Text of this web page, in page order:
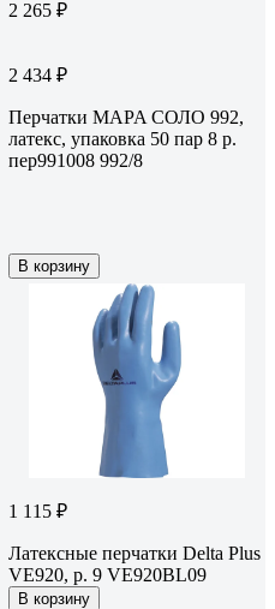
2 265 ₽
2 434 ₽
Перчатки MAPA СОЛО 992,
латекс, упаковка 50 пар 8 р.
пер991008 992/8
В корзину
1 115 ₽
Латексные перчатки Delta Plus
VE920, р. 9 VE920BL09
В корзину